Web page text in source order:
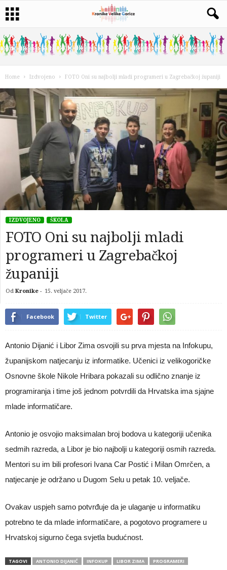
Home Izdvojeno FOTO Oni su najbolji mladi programeri u Zagrebačkoj županiji
IZDVOJENO ŠKOLA
FOTO Oni su najbolji mladi
programeri u Zagrebačkoj
županiji
Od Kronike - 15. veljače 2017.
Facebook Twitter
Antonio Dijanić i Libor Zima osvojili su prva mjesta na Infokupu,
županijskom natjecanju iz informatike. Učenici iz velikogoričke
Osnovne škole Nikole Hribara pokazali su odlično znanje iz
programiranja i time još jednom potvrdili da Hrvatska ima sjajne
mlade informatičare.
Antonio je osvojio maksimalan broj bodova u kategoriji učenika
sedmih razreda, a Libor je bio najbolji u kategoriji osmih razreda.
Mentori su im bili profesori Ivana Car Postić i Milan Omrčen, a
natjecanje je održano u Dugom Selu u petak 10. veljače.
Ovakav uspjeh samo potvrđuje da je ulaganje u informatiku
potrebno te da mlade informatičare, a pogotovo programere u
Hrvatskoj sigurno čega svjetla budućnost.
TAGOVI ANTONIO DIJANIĆ INFOKUP LIBOR ZIMA PROGRAMERI